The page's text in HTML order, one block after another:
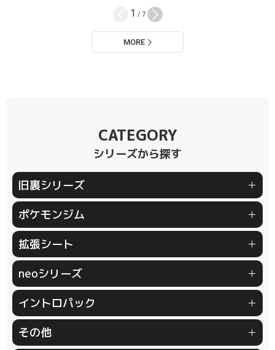
1 / 7
MORE
シリーズから探す
旧裏シリーズ
旧裏シリーズ (全商品)
第1弾（★） 第2弾 ポケモンジャングル
第3弾 化石の秘密
ポケモンジム
ポケモンジム (全商品)
第1弾 カスミ 第2弾 マチス
第2弾 エリカ
拡張シート
拡張シート (全商品)
第2弾 赤版 第3弾 緑版
neoシリーズ
neoシリーズ (全商品)
第2弾 遺跡をこえて... 第3弾 めざめる伝説
第4弾 闇、そして光へ...
イントロパック
イントロパック (全商品)
ゼニガメデッキ おまけカード
その他